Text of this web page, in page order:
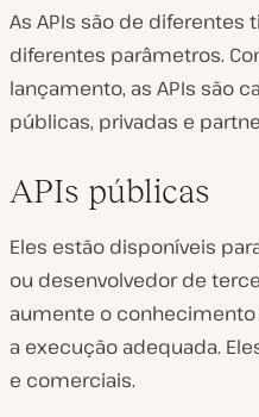
As APIs são de diferentes
diferentes parâmetros.
lançamento, as APIs são
públicas, privadas e
APIs públicas
Eles estão disponíveis
ou desenvolvedor de
aumente o
a execução adequada.
e comerciais.